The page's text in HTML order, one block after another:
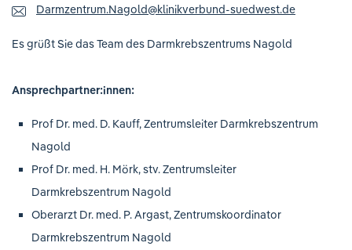
Darmzentrum.Nagold@klinikverbund-suedwest.de
Es grüßt Sie das Team des Darmkrebszentrums Nagold
Ansprechpartner:innen:
Prof Dr. med. D. Kauff, Zentrumsleiter Darmkrebszentrum
Nagold
Prof Dr. med. H. Mörk, stv. Zentrumsleiter
Darmkrebszentrum Nagold
Oberarzt Dr. med. P. Argast, Zentrumskoordinator
Darmkrebszentrum Nagold